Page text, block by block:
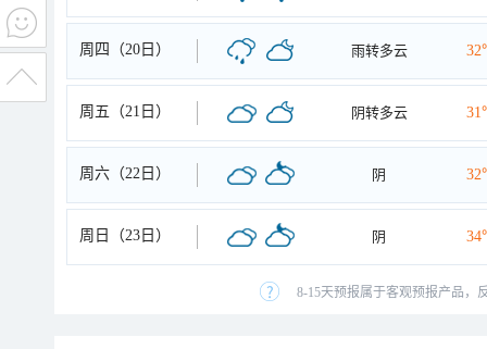
周四（20日） 雨转多云
周五（21日） 阴转多云
周六（22日） 阴
周日（23日） 阴
8-15天预报属于客观预报产品，